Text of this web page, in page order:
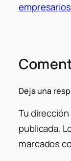
empresarios
Deja una
Tu
publicada.
marcados